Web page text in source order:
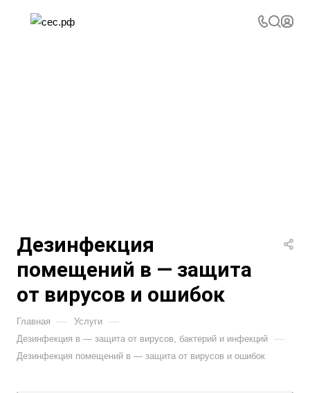
Дезинфекция
помещений в — защита
от вирусов и ошибок
Главная — Услуги —
Дезинфекция в — защита от вирусов, бактерий и инфекций —
Дезинфекция помещений в — защита от вирусов и ошибок